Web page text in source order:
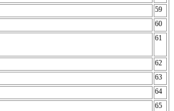
59
60
61
62
63
64
65